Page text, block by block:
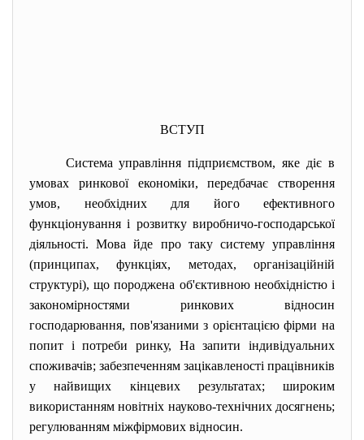
ВСТУП
Система управління підприємством, яке діє в
умовах ринкової економіки, передбачає створення
умов, необхідних для його ефективного
функціонування і розвитку виробничо-господарської
діяльності. Мова йде про таку систему управління
(принципах, функціях, методах, організаційній
структурі), що породжена об'єктивною необхідністю і
закономірностями ринкових відносин
господарювання, пов'язаними з орієнтацією фірми на
попит і потреби ринку, На запити індивідуальних
споживачів; забезпеченням зацікавленості працівників
у найвищих кінцевих результатах; широким
використанням новітніх науково-технічних досягнень;
регулюванням міжфірмових відносин.